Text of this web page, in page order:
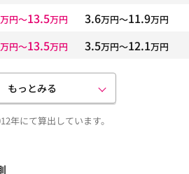
万円〜13.5万円 3.6万円〜11.9万円
万円〜13.5万円 3.5万円〜12.1万円
もっとみる
年にて算出しています。